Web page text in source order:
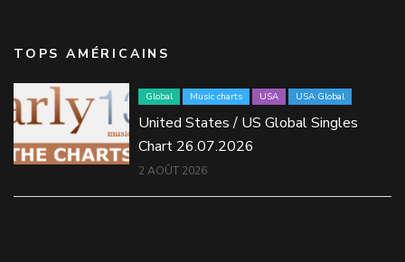
TOPS AMÉRICAINS
Global Music charts USA USA Global
United States / US Global Singles
Chart 26.07.2026
2 AOÛT 2026